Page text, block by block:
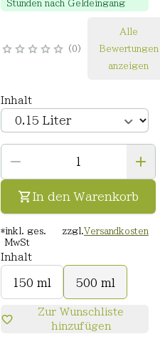
Stunden nach Geldeingang
0
Alle
Bewertungen
anzeigen
Inhalt
In den Warenkorb
*inkl. ges.
MwSt
zzgl. Versandkosten
Inhalt
150 ml 500 ml
Zur Wunschliste
hinzufügen